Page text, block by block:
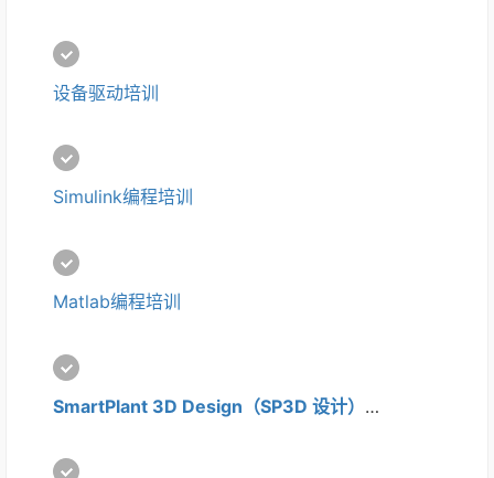
设备驱动培训
Simulink编程培训
Matlab编程培训
SmartPlant 3D Design（SP3D 设计）培训